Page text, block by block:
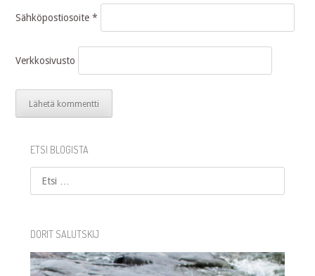
Sähköpostiosoite*
Verkkosivusto
ETSI BLOGISTA
Etsi
DORIT SALUTSKIJ